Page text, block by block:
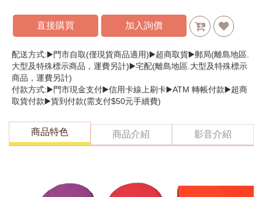
直接購買 加入詢價
配送方式:▶️門市自取(僅現貨商品適用)▶️超商取貨▶️郵局(離島地區.
大型及特殊標示商品，運費另計)▶️宅配(離島地區.大型及特殊標示
商品，運費另計)
付款方式:▶️門市現金支付▶️信用卡線上刷卡▶️ATM 轉帳付款▶️超商
取貨付款▶️貨到付款(需支付$50元手續費)
商品特色 商品介紹 影音介紹